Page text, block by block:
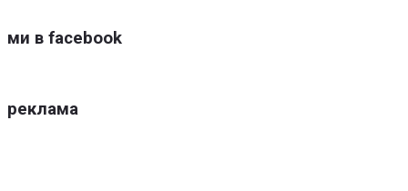
ми в facebook
реклама